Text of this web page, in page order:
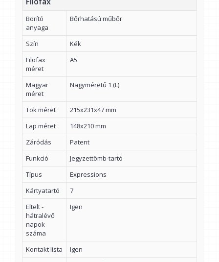
Borító
anyaga
Bőrhatású műbőr
Szín
Kék
Filofax
méret
A5
Magyar
méret
Nagyméretű 1 (L)
Tok méret
215x231x47 mm
Lap méret
148x210 mm
Záródás
Patent
Funkció
Jegyzettömb-tartó
Típus
Expressions
Kártyatartó
7
Eltelt -
hátralévő
napok
száma
Igen
Kontakt lista
Igen